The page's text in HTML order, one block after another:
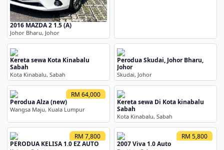
2016 MAZDA 2 1.5 (A)
Johor Bharu, Johor
Kereta sewa Kota Kinabalu
Sabah
Kota Kinabalu, Sabah
Perodua Skudai, Johor Bharu,
Johor
Skudai, Johor
RM 64,000
Perodua Alza (new)
Wangsa Maju, Kuala Lumpur
Kereta sewa Di Kota kinabalu
Sabah
Kota Kinabalu, Sabah
RM 7,800
PERODUA KELISA 1.0 EZ AUTO
RM 5,800
2007 Viva 1.0 Auto